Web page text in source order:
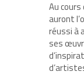
Au
auront
réussi à
ses